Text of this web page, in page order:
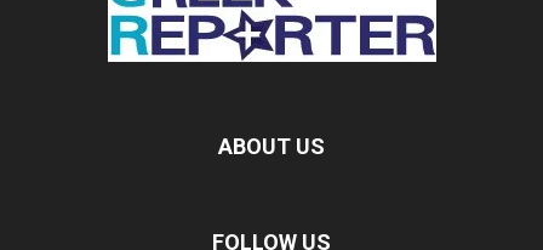
ABOUT US
FOLLOW US